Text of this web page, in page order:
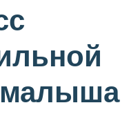
малыша